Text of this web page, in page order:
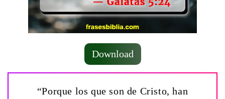
Download
“Porque los que son de Cristo, han